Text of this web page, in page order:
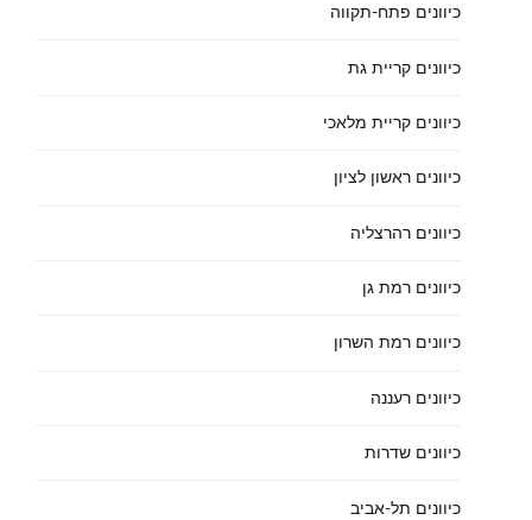
כיוונים פתח-תקווה
כיוונים קריית גת
כיוונים קריית מלאכי
כיוונים ראשון לציון
כיוונים רהרצליה
כיוונים רמת גן
כיוונים רמת השרון
כיוונים רעננה
כיוונים שדרות
כיוונים תל-אביב